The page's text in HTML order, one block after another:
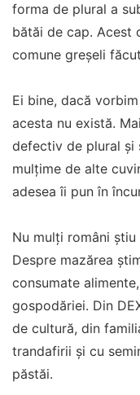
forma de plural a
bătăi de cap. Acest
comune greșeli
Ei bine, dacă
acesta nu există.
defectiv de plural și
mulțime de alte
adesea îi pun în
Nu mulți români știu
Despre mazărea
consumate
gospodăriei. Din
de cultură, din
trandafirii și cu
păstăi.